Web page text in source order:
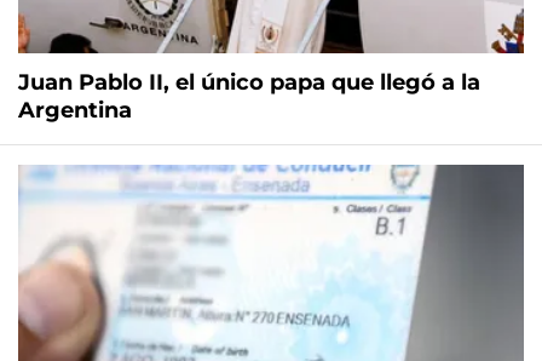
Juan Pablo II, el único papa que llegó a la
Argentina